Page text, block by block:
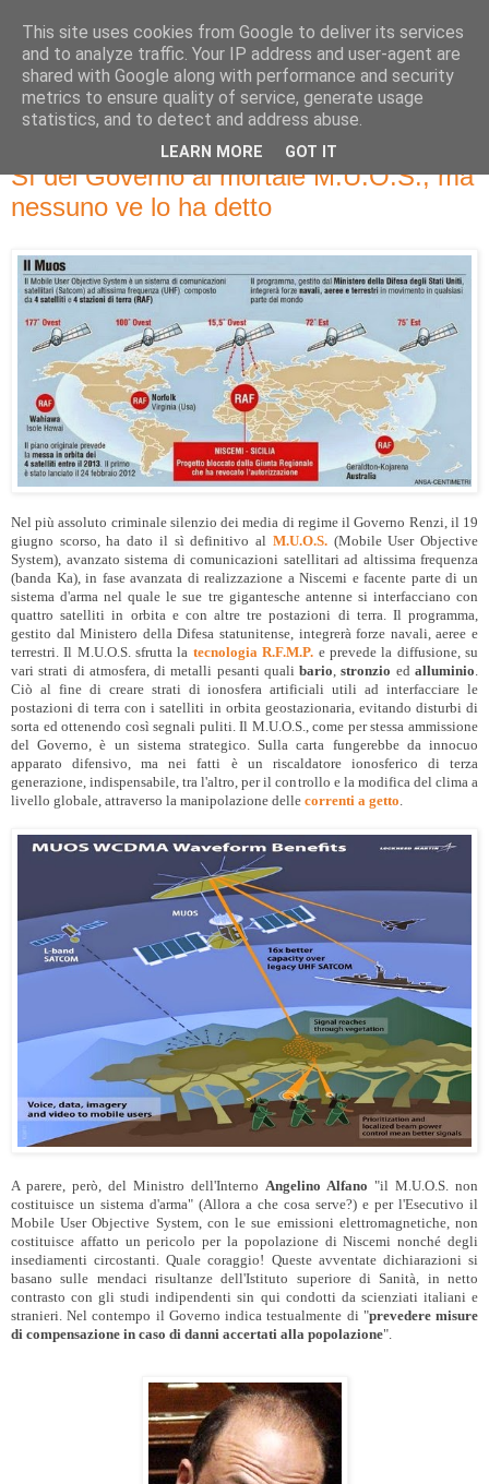
Sì del Governo al mortale M.U.O.S., ma
nessuno ve lo ha detto
Nel più assoluto criminale silenzio dei media di regime il Governo Renzi, il 19
giugno scorso, ha dato il sì definitivo al M.U.O.S.(Mobile User Objective
System), avanzato sistema di comunicazioni satellitari ad altissima frequenza
(banda Ka), in fase avanzata di realizzazione a Niscemi e facente parte di un
sistema d'arma nel quale le sue tre gigantesche antenne si interfacciano con
quattro satelliti in orbita e con altre tre postazioni di terra. Il programma,
gestito dal Ministero della Difesa statunitense, integrerà forze navali, aeree e
terrestri. Il M.U.O.S. sfrutta la tecnologia R.F.M.P. e prevede la diffusione, su
vari strati di atmosfera, di metalli pesanti qualibario,stronzio edalluminio.
Ciò al fine di creare strati di ionosfera artificiali utili ad interfacciare le
postazioni di terra con i satelliti in orbita geostazionaria, evitando disturbi di
sorta ed ottenendo così segnali puliti. Il M.U.O.S., come per stessa ammissione
del Governo, è un sistema strategico. Sulla carta fungerebbe da innocuo
apparato difensivo, ma nei fatti è un riscaldatore ionosferico di terza
generazione, indispensabile, tra l'altro, per il controllo e la modifica del clima a
livello globale, attraverso la manipolazione delle correnti a getto.
A parere, però, del Ministro dell'Interno Angelino Alfano "il M.U.O.S. non
costituisce un sistema d'arma" (Allora a che cosa serve?) e per l'Esecutivo il
Mobile User Objective System, con le sue emissioni elettromagnetiche, non
costituisce affatto un pericolo per la popolazione di Niscemi nonché degli
insediamenti circostanti. Quale coraggio! Queste avventate dichiarazioni si
basano sulle mendaci risultanze dell'Istituto superiore di Sanità, in netto
contrasto con gli studi indipendenti sin qui condotti da scienziati italiani e
stranieri. Nel contempo il Governo indica testualmente di "prevedere misure
di compensazione in caso di danni accertati alla popolazione".
This site uses cookies from Google to deliver its services
and to analyze traffic. Your IP address and user-agent are
shared with Google along with performance and security
metrics to ensure quality of service, generate usage
statistics, and to detect and address abuse.
LEARN MORE GOT IT